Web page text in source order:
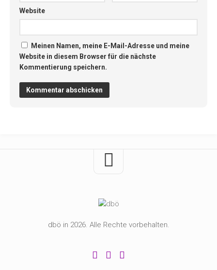
Website
Meinen Namen, meine E-Mail-Adresse und meine
Website in diesem Browser für die nächste
Kommentierung speichern.
dbö in 2026. Alle Rechte vorbehalten.